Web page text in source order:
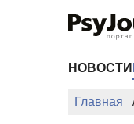
НОВОСТИ
Главная